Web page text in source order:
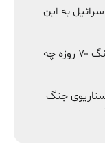
به این
برندگان پنهان جنگ خاورمیانه / جنگ ۷۰ روزه چه
جنگ